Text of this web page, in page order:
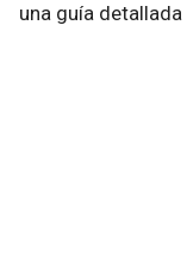
una guía